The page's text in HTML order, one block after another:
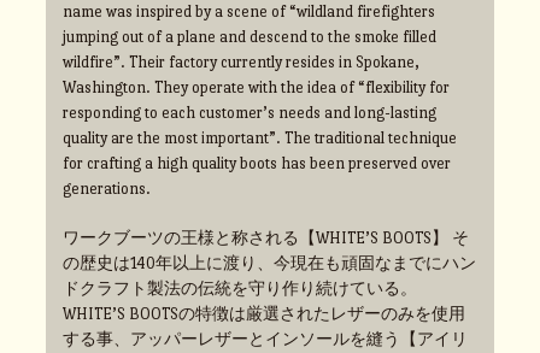
name was inspired by a scene of “wildland firefighters
jumping out of a plane and descend to the smoke filled
wildfire”. Their factory currently resides in Spokane,
Washington. They operate with the idea of “flexibility for
responding to each customer’s needs and long-lasting
quality are the most important”. The traditional technique
for crafting a high quality boots has been preserved over
generations.
ワークブーツの王様と称される【WHITE’S BOOTS】 そ
の歴史は140年以上に渡り、今現在も頑固なまでにハン
ドクラフト製法の伝統を守り作り続けている。
WHITE’S BOOTSの特徴は厳選されたレザーのみを使用
する事、アッパーレザーとインソールを縫う【アイリ